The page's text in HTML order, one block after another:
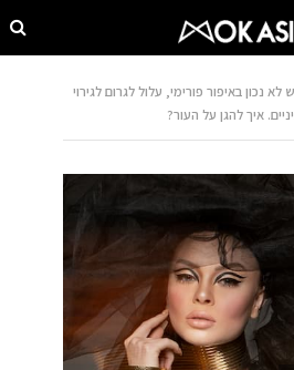
נכון באיפור פורימי, עלול לגרום לגירוי
איך להגן על העור?